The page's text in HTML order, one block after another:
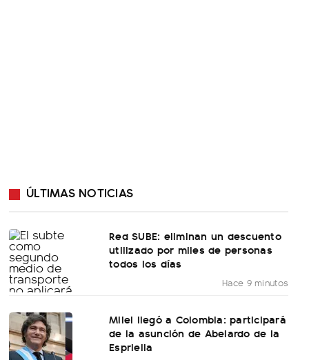
ÚLTIMAS NOTICIAS
Red SUBE: eliminan un descuento
utilizado por miles de personas
todos los días
Hace 9 minutos
Milei llegó a Colombia: participará
de la asunción de Abelardo de la
Espriella